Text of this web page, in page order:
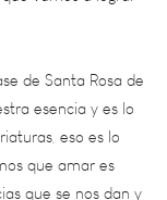
Rosa de
esencia y es lo
eso es lo
que amar es
se nos dan y